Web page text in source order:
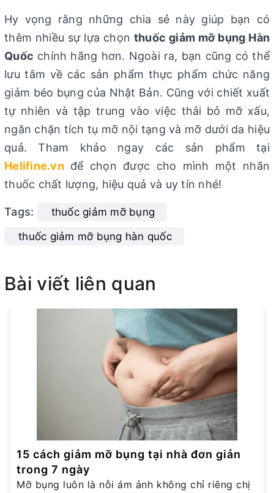
Hy vọng rằng những chia sẻ này giúp bạn có
thêm nhiều sự lựa chọn thuốc giảm mỡ bụng Hàn
Quốc chính hãng hơn. Ngoài ra, bạn cũng có thể
lưu tâm về các sản phẩm thực phẩm chức năng
giảm béo bụng của Nhật Bản. Cũng với chiết xuất
tự nhiên và tập trung vào việc thải bỏ mỡ xấu,
ngăn chặn tích tụ mỡ nội tạng và mỡ dưới da hiệu
quả. Tham khảo ngay các sản phẩm tại
Helifine.vnđể chọn được cho mình một nhãn
thuốc chất lượng, hiệu quả và uy tín nhé!
Tags:
thuốc giảm mỡ bụng
thuốc giảm mỡ bụng hàn quốc
Bài viết liên quan
15 cách giảm mỡ bụng tại nhà đơn giản
trong 7 ngày
Mỡ bụng luôn là nỗi ám ảnh không chỉ riêng chị